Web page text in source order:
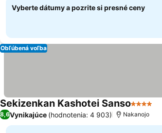
Vyberte dátumy a pozrite si presné ceny
Obľúbená voľba
Sekizenkan Kashotei Sanso4 Počet
8,6Vynikajúce (hodnotenia: 4 903) Nakanojo